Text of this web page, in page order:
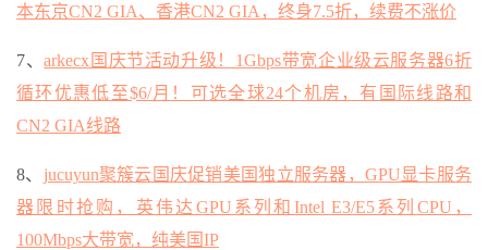
本东京CN2 GIA、香港CN2 GIA，终身7.5折，续费不涨价
7、arkecx国庆节活动升级！1Gbps带宽企业级云服务器6折
循环优惠低至$6/月！可选全球24个机房，有国际线路和
CN2 GIA线路
8、 jucuyun聚簇云国庆促销美国独立服务器，GPU显卡服务
器限时抢购，英伟达GPU系列和Intel E3/E5系列CPU，
100Mbps大带宽，纯美国IP